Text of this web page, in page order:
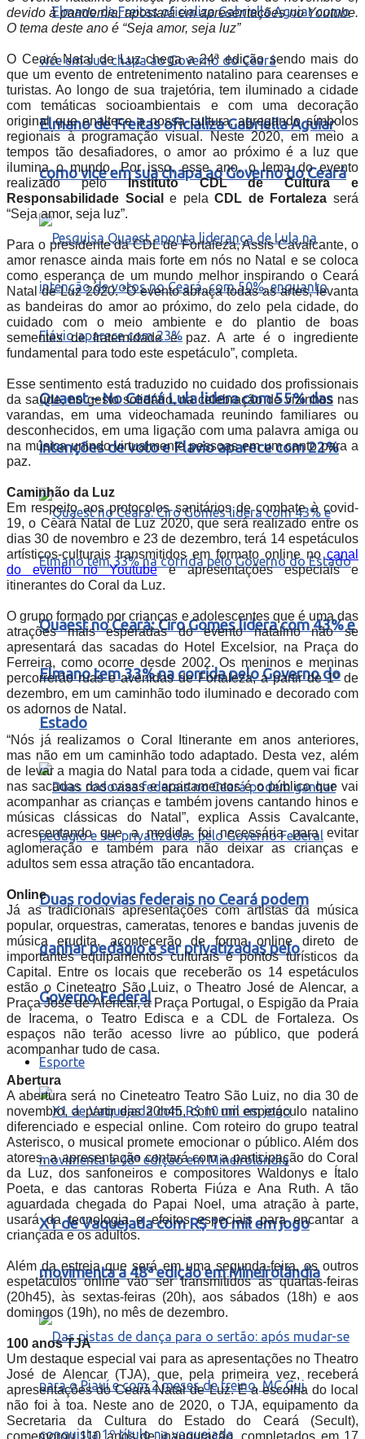
Elmano de Freitas oficializa Gabriella Aguiar
como vice em sua chapa ao Governo do Ceará
Quaest – No Ceará Lula lidera com 55% das
intenções de voto e Flavio aparece com 22%
Quaest no Ceará: Ciro Gomes lidera com 43% e
Elmano tem 33% na corrida pelo Governo do
Estado
Duas rodovias federais no Ceará podem
ganhar pedágio e ser privatizadas pelo
Governo Federal
Esporte
X1 de Vaquejada com R$ 10 mil em jogo
movimenta a 48ª edição em Mineirolândia
devido à pandemia, apostará em apresentações no Youtube.
O tema deste ano é “Seja amor, seja luz”
O Ceará Natal de Luz chega a 24ª edição sendo mais do
que um evento de entretenimento natalino para cearenses e
turistas. Ao longo de sua trajetória, tem iluminado a cidade
com temáticas socioambientais e com uma decoração
original que enaltece a nossa cultura, agregando símbolos
regionais à programação visual. Neste 2020, em meio a
tempos tão desafiadores, o amor ao próximo é a luz que
ilumina o mundo. Por isso, esse ano, o lema do evento
realizado peloInstituto CDL
de Cultura e
Responsabilidade Social
e pelaCDL de Fortalezaserá
“Seja amor, seja luz”.
Para o presidente da CDL de Fortaleza, Assis Cavalcante, o
amor renasce ainda mais forte em nós no Natal e se coloca
como esperança de um mundo melhor inspirando o Ceará
Natal de Luz 2020. “O evento abraça todas as artes, levanta
as bandeiras do amor ao próximo, do zelo pela cidade, do
cuidado com o meio ambiente e do plantio de boas
sementes de fraternidade e paz. A arte é o ingrediente
fundamental para todo este espetáculo”, completa.
Esse sentimento está traduzido no cuidado dos profissionais
da saúde, no gesto solidário, na celebração de vizinhos nas
varandas, em uma videochamada reunindo familiares ou
desconhecidos, em uma ligação com uma palavra amiga ou
na música unindo virtualmente pessoas em um canto para a
paz.
Caminhão da Luz
Em respeito aos protocolos sanitários de combate à covid-
19, o Ceará Natal de Luz 2020, que será realizado entre os
dias 30 de novembro e 23 de dezembro, terá 14 espetáculos
artísticos-culturais transmitidos em formato online nocanal
do evento no Youtubee apresentações especiais e
itinerantes do Coral da Luz.
O grupoformado por crianças e adolescentes que é uma das
atrações mais esperadas do evento natalino não se
apresentará das sacadas do Hotel Excelsior, na Praça do
Ferreira, como ocorre desde 2002. Os meninos e meninas
percorrerão ruas e avenidas de Fortaleza, a partir de 1º de
dezembro, em um caminhão todo iluminado e decorado com
os adornos de Natal.
“Nós já realizamos o Coral Itinerante em anos anteriores,
mas não em um caminhão todo adaptado. Desta vez, além
de levar a magia do Natal para toda a cidade, quem vai ficar
nas sacadas das casas e apartamentos é o público que vai
acompanhar as crianças e também jovens cantando hinos e
músicas clássicas do Natal”, explica Assis Cavalcante,
acrescentando que a medida foi necessária para evitar
aglomeração e também para não deixar as crianças e
adultos sem essa atração tão encantadora.
Online
Já as tradicionais apresentações com artistas da música
popular, orquestras, cameratas, tenores e bandas juvenis de
música erudita, acontecerão de forma online direto de
importantes equipamentos culturais e pontos turísticos da
Capital. Entre os locais que receberão os 14 espetáculos
estão o Cineteatro São Luiz, o Theatro José de Alencar, a
Praça José de Alencar, a Praça Portugal, o Espigão da Praia
de Iracema, o Teatro Edisca e a CDL de Fortaleza. Os
espaços não terão acesso livre ao público, que poderá
acompanhar tudo de casa.
Abertura
A abertura será no Cineteatro Teatro São Luiz, no dia 30 de
novembro, a partir das 20h45, com um espetáculo natalino
diferenciado e especial online. Com roteiro do grupo teatral
Asterisco, o musical promete emocionar o público. Além dos
atores, a apresentação contará com a participação do Coral
da Luz, dos sanfoneiros e compositores Waldonys e Ítalo
Poeta, e das cantoras Roberta Fiúza e Ana Ruth. A tão
aguardada chegada do Papai Noel, uma atração à parte,
usará da tecnologia e efeitos especiais para encantar a
criançada e os adultos.
Além da estreia que será em uma segunda-feira, os outros
espetáculos online vão ser transmitidos às quartas-feiras
(20h45), às sextas-feiras (20h), aos sábados (18h) e aos
domingos (19h), no mês de dezembro.
100 anos TJA
Um destaque especial vai para as apresentações no Theatro
José de Alencar (TJA), que, pela primeira vez, receberá
apresentações do Ceará Natal de Luz. E a escolha do local
não foi à toa. Neste ano de 2020, o TJA, equipamento da
Secretaria da Cultura do Estado do Ceará (Secult),
comemorou 110 anos de inauguração, completados em 17